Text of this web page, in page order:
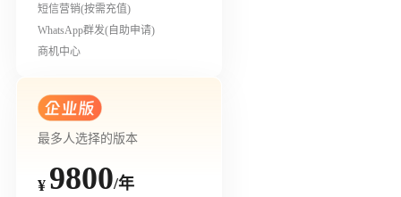
短信营销(按需充值)
WhatsApp群发(自助申请)
商机中心
最多人选择的版本
¥ 9800/年